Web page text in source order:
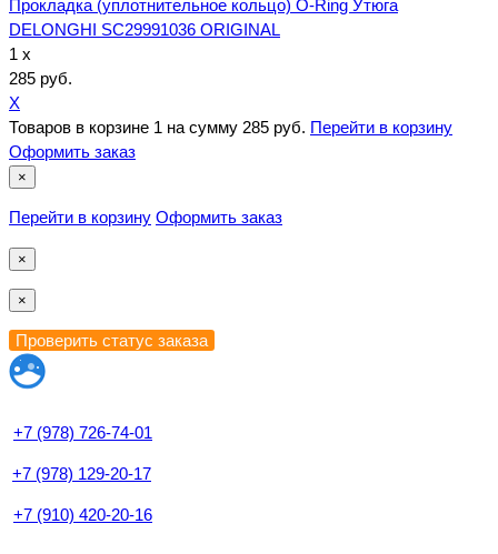
Прокладка (уплотнительное кольцо) O-Ring Утюга
DELONGHI SC29991036 ORIGINAL
1 x
285 руб.
X
Товаров в корзине 1 на сумму 285 руб. Перейти в корзину
Оформить заказ
×
Перейти в корзину Оформить заказ
×
×
+7 (978) 726-74-01
+7 (978) 129-20-17
+7 (910) 420-20-16